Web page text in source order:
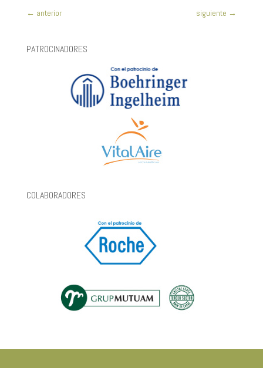
← anterior siguiente →
PATROCINADORES
COLABORADORES